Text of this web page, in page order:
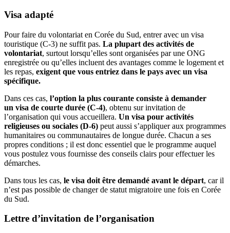
Visa adapté
Pour faire du volontariat en Corée du Sud, entrer avec un visa
touristique (C-3) ne suffit pas. La plupart des activités de
volontariat, surtout lorsqu’elles sont organisées par une ONG
enregistrée ou qu’elles incluent des avantages comme le logement et
les repas, exigent que vous entriez dans le pays avec un visa
spécifique.
Dans ces cas, l’option la plus courante consiste à demander
un visa de courte durée (C-4), obtenu sur invitation de
l’organisation qui vous accueillera. Un visa pour activités
religieuses ou sociales (D-6) peut aussi s’appliquer aux programmes
humanitaires ou communautaires de longue durée. Chacun a ses
propres conditions ; il est donc essentiel que le programme auquel
vous postulez vous fournisse des conseils clairs pour effectuer les
démarches.
Dans tous les cas, le visa doit être demandé avant le départ, car il
n’est pas possible de changer de statut migratoire une fois en Corée
du Sud.
Lettre d’invitation de l’organisation